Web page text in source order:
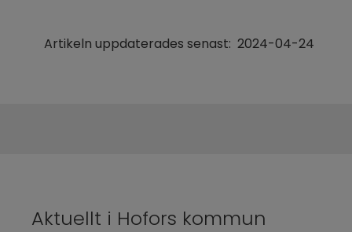
Artikeln uppdaterades senast: 2024-04-24
Aktuellt i Hofors kommun